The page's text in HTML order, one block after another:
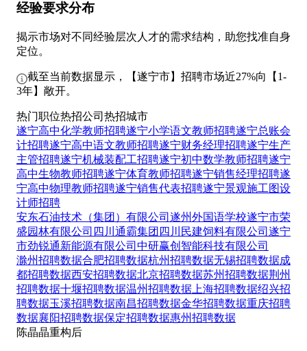
经验要求分布
揭示市场对不同经验层次人才的需求结构，助您找准自身
定位。
截至当前数据显示，【遂宁市】招聘市场近27%向【1-
3年】敞开。
热门职位热招公司 热招城市
遂宁高中化学教师招聘遂宁小学语文教师招聘遂宁总账会
计招聘遂宁高中语文教师招聘遂宁财务经理招聘遂宁生产
主管招聘遂宁机械装配工招聘遂宁初中数学教师招聘遂宁
高中生物教师招聘遂宁体育教师招聘遂宁销售经理招聘遂
宁高中物理教师招聘遂宁销售代表招聘遂宁景观施工图设
计师招聘
安东石油技术（集团）有限公司 遂州外国语学校遂宁市荣
盛园林有限公司 四川通霸集团 四川民建饲料有限公司 遂宁
市劲锐通新能源有限公司 中研赢创智能科技有限公司
滁州招聘数据合肥招聘数据杭州招聘数据无锡招聘数据成
都招聘数据西安招聘数据北京招聘数据苏州招聘数据荆州
招聘数据十堰招聘数据温州招聘数据 上海招聘数据绍兴招
聘数据玉溪招聘数据南昌招聘数据金华招聘数据重庆招聘
数据襄阳招聘数据保定招聘数据惠州招聘数据
陈晶晶重构后